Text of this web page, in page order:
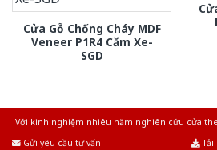
Cửa Gỗ Chống Cháy MDF
Veneer P1R4 Căm Xe-
SGD
Với kinh nghiệm nhiêu năm nghiên cứu cửa
Gửi yêu cầu tư vấn
Tải